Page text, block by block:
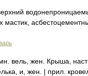
мастик,
вель, жен. Крыша,
и, жен. | прил.